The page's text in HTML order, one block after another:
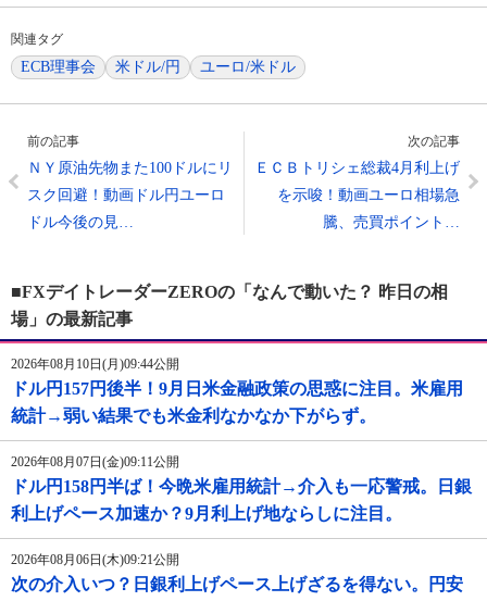
関連タグ
ECB理事会 米ドル/円 ユーロ/米ドル
前の記事
ＮＹ原油先物また100ドルにリ
スク回避！動画ドル円ユーロ
ドル今後の見…
次の記事
ＥＣＢトリシェ総裁4月利上げ
を示唆！動画ユーロ相場急
騰、売買ポイント…
■FXデイトレーダーZEROの「なんで動いた？ 昨日の相
場」の最新記事
2026年08月10日(月)09:44公開
ドル円157円後半！9月日米金融政策の思惑に注目。米雇用
統計→弱い結果でも米金利なかなか下がらず。
2026年08月07日(金)09:11公開
ドル円158円半ば！今晩米雇用統計→介入も一応警戒。日銀
利上げペース加速か？9月利上げ地ならしに注目。
2026年08月06日(木)09:21公開
次の介入いつ？日銀利上げペース上げざるを得ない。円安